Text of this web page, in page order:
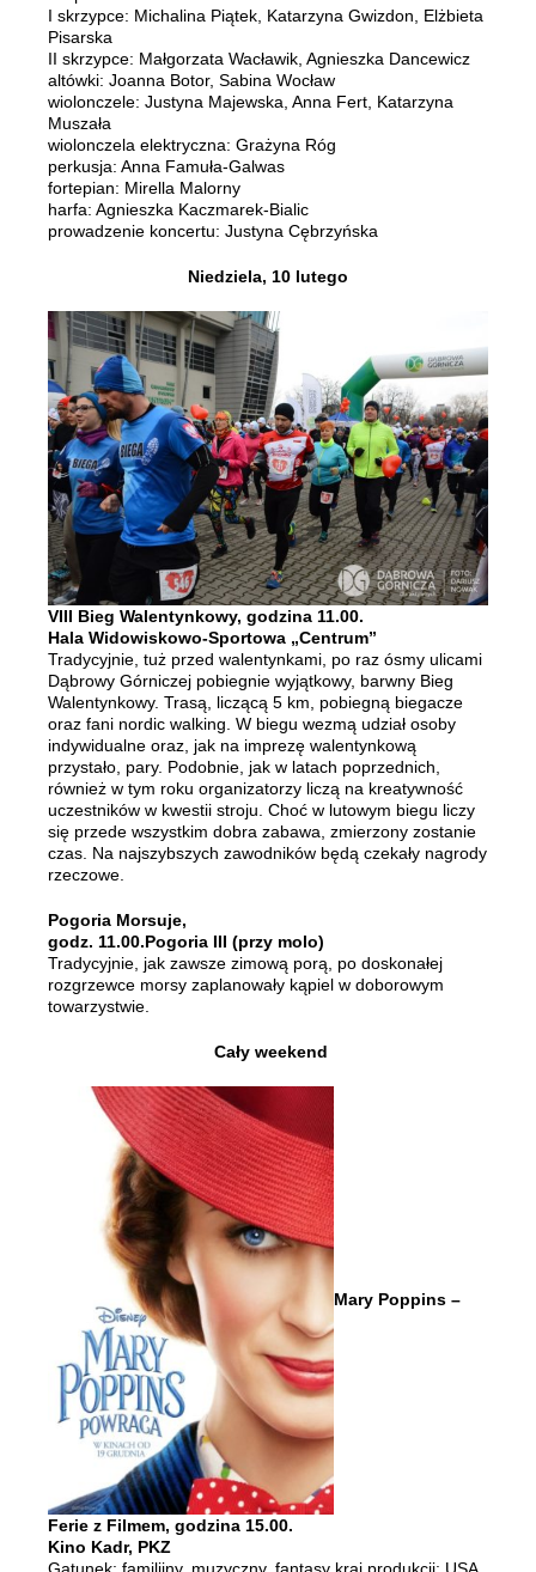
I skrzypce: Michalina Piątek, Katarzyna Gwizdon, Elżbieta
Pisarska
II skrzypce: Małgorzata Wacławik, Agnieszka Dancewicz
altówki: Joanna Botor, Sabina Wocław
wiolonczele: Justyna Majewska, Anna Fert, Katarzyna
Muszała
wiolonczela elektryczna: Grażyna Róg
perkusja: Anna Famuła-Galwas
fortepian: Mirella Malorny
harfa: Agnieszka Kaczmarek-Bialic
prowadzenie koncertu: Justyna Cębrzyńska
Niedziela, 10 lutego
VIII Bieg Walentynkowy, godzina 11.00.
Hala Widowiskowo-Sportowa „Centrum”
Tradycyjnie, tuż przed walentynkami, po raz ósmy ulicami
Dąbrowy Górniczej pobiegnie wyjątkowy, barwny Bieg
Walentynkowy. Trasą, liczącą 5 km, pobiegną biegacze
oraz fani nordic walking. W biegu wezmą udział osoby
indywidualne oraz, jak na imprezę walentynkową
przystało, pary. Podobnie, jak w latach poprzednich,
również w tym roku organizatorzy liczą na kreatywność
uczestników w kwestii stroju. Choć w lutowym biegu liczy
się przede wszystkim dobra zabawa, zmierzony zostanie
czas. Na najszybszych zawodników będą czekały nagrody
rzeczowe.
Pogoria Morsuje,
godz. 11.00.Pogoria III (przy molo)
Tradycyjnie, jak zawsze zimową porą, po doskonałej
rozgrzewce morsy zaplanowały kąpiel w doborowym
towarzystwie.
Cały weekend
Mary Poppins –
Ferie z Filmem, godzina 15.00.
Kino Kadr, PKZ